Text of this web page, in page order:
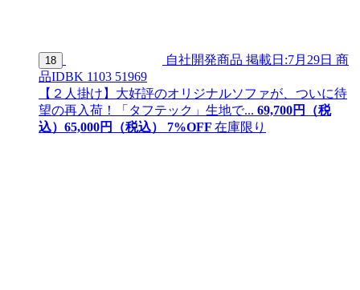
18 自社開発商品 掲載日:7月29日 商
品IDBK 1103 51969
【２人掛け】大好評のオリジナルソファが、ついに待
望の再入荷！「タフテック」生地で... 69,700円（税
込） 65,000円（税込） 7%OFF 在庫限り